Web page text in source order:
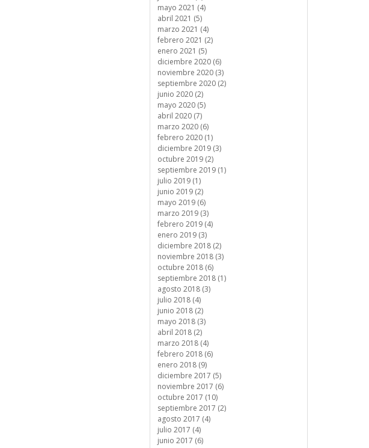
mayo 2021 (4)
abril 2021 (5)
marzo 2021 (4)
febrero 2021 (2)
enero 2021 (5)
diciembre 2020 (6)
noviembre 2020 (3)
septiembre 2020 (2)
junio 2020 (2)
mayo 2020 (5)
abril 2020 (7)
marzo 2020 (6)
febrero 2020 (1)
diciembre 2019 (3)
octubre 2019 (2)
septiembre 2019 (1)
julio 2019 (1)
junio 2019 (2)
mayo 2019 (6)
marzo 2019 (3)
febrero 2019 (4)
enero 2019 (3)
diciembre 2018 (2)
noviembre 2018 (3)
octubre 2018 (6)
septiembre 2018 (1)
agosto 2018 (3)
julio 2018 (4)
junio 2018 (2)
mayo 2018 (3)
abril 2018 (2)
marzo 2018 (4)
febrero 2018 (6)
enero 2018 (9)
diciembre 2017 (5)
noviembre 2017 (6)
octubre 2017 (10)
septiembre 2017 (2)
agosto 2017 (4)
julio 2017 (4)
junio 2017 (6)